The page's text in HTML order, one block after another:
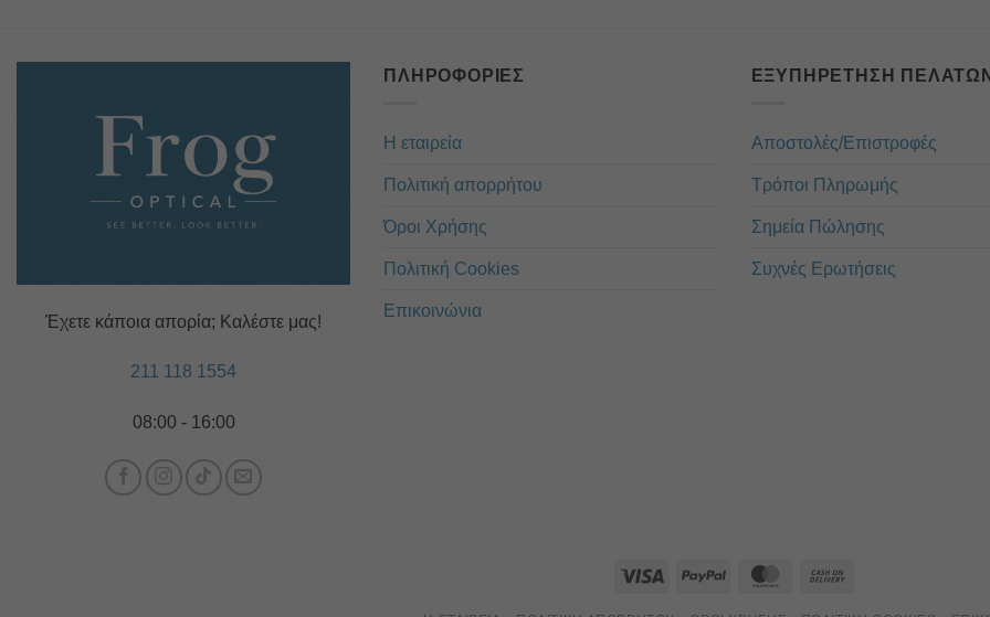
Έχετε κάποια απορία; Καλέστε μας!
211 118 1554
08:00 - 16:00
ΠΛΗΡΟΦΟΡΊΕΣ
Η εταιρεία
Πολιτική απορρήτου
Όροι Χρήσης
Πολιτική Cookies
Επικοινώνια
ΕΞΥΠΗΡΈΤΗΣΗ
Αποστολές/Επιστροφές
Τρόποι Πληρωμής
Σημεία Πώλησης
Συχνές Ερωτήσεις